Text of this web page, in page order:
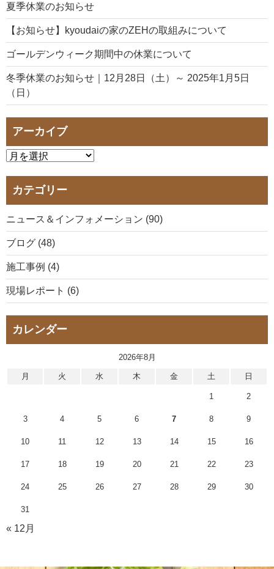
夏季休業のお知らせ
【お知らせ】kyoudaiの家のZEHの取組みについて
ゴールデンウィーク期間中の休業について
冬季休業のお知らせ｜12月28日（土）～ 2025年1月5日
（日）
アーカイブ
カテゴリー
ニュース＆インフォメーション (90)
ブログ (48)
施工事例 (4)
現場レポート (6)
カレンダー
2026年8月
月 火 水 木 金 土 日
1 2
3 4 5 6 7 8 9
10 11 12 13 14 15 16
17 18 19 20 21 22 23
24 25 26 27 28 29 30
31
« 12月